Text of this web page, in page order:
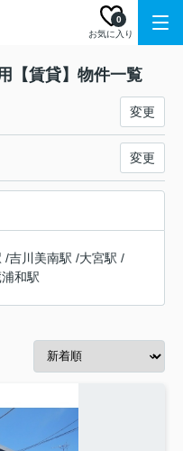
お気に入り
0
【賃貸】物件一覧
変更
変更
/吉川美南駅 /大宮駅 /
和駅